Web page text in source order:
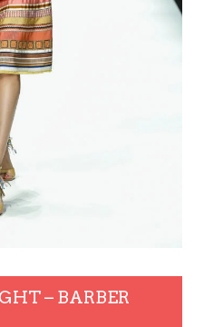
– BARBER